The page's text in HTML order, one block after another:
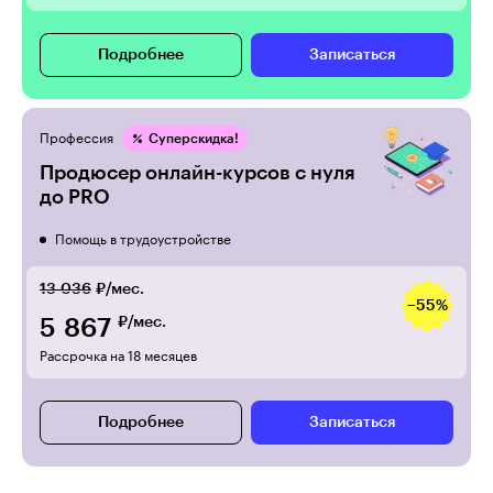
Подробнее Записаться
Профессия Суперскидка!
Продюсер онлайн-курсов с нуля
до PRO
Помощь в трудоустройстве
13 036 ₽/мес.
−55%
5 867 ₽/мес.
Рассрочка на 18 месяцев
Подробнее Записаться